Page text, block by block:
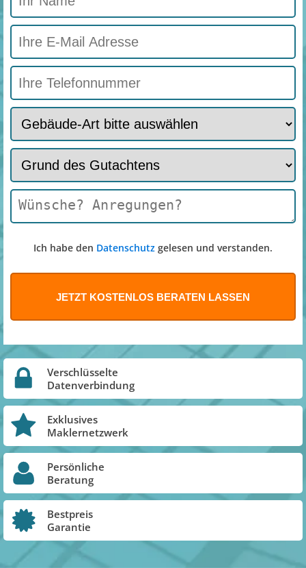
Ich habe den Datenschutz gelesen und verstanden.
Verschlüsselte
Datenverbindung
Exklusives
Maklernetzwerk
Persönliche
Beratung
Bestpreis
Garantie